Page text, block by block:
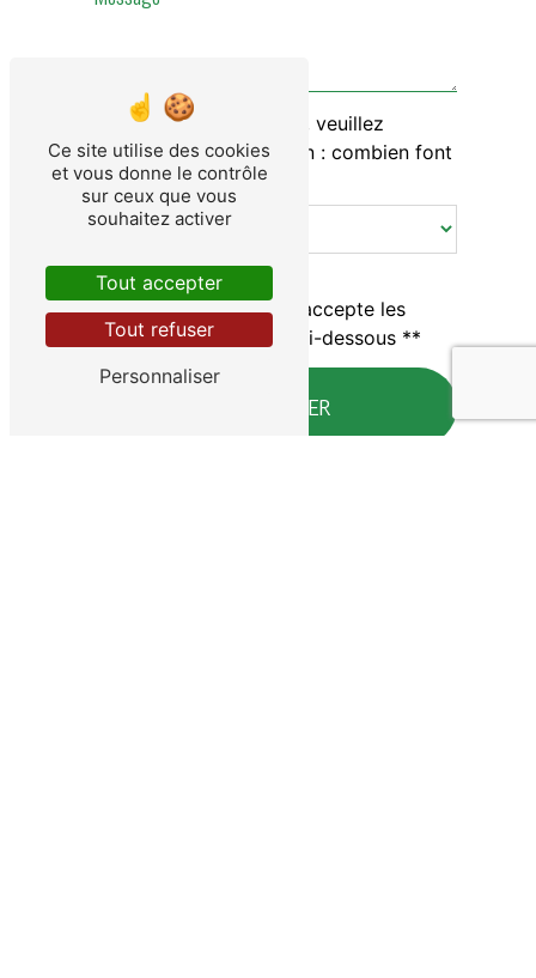
Vous n'êtes pas un robot, veuillez
répondre à cette question : combien font
cinq plus cinq ?
En cochant cette case, j'accepte les
conditions particulières ci-dessous **
ENVOYER
Ce site utilise des cookies
et vous donne le contrôle
sur ceux que vous
souhaitez activer
Tout accepter
Tout refuser
Personnaliser